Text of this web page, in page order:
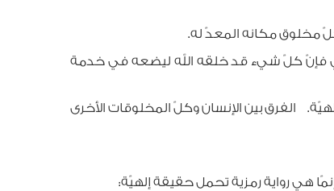
كلّ مخلوق مكانه المعدّ له.
فإنّ كلّ شيء قد خلقه الله ليضعه في خدمة
الفرق بين الإنسان وكلّ المخلوقات الأخرى
هي رواية رمزية تحمل حقيقة إلهيّة: